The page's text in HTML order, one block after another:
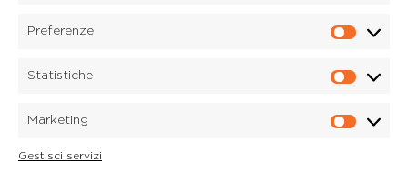
Preferenze
Statistiche
Marketing
Gestisci servizi
32045 S. Stefano di Cadore - Comelico (BL)
32040 Candide di Comelico Superiore (BL)
E-mail. candide@dolomitica.it